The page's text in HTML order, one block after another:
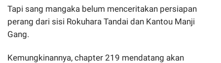
Tapi sang mangaka belum menceritakan persiapan
perang dari sisi Rokuhara Tandai dan Kantou Manji
Gang.
Kemungkinannya, chapter 219 mendatang akan